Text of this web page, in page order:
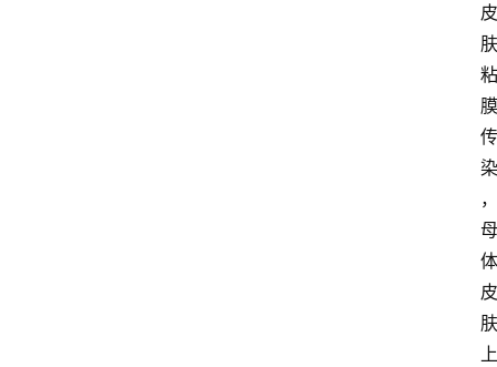
皮
肤
粘
膜
传
染
，
母
体
皮
肤
上